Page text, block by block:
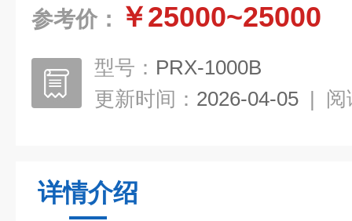
参考价： ￥25000~25000
型号： PRX-1000B
更新时间： 2026-04-05 | 阅
详情介绍